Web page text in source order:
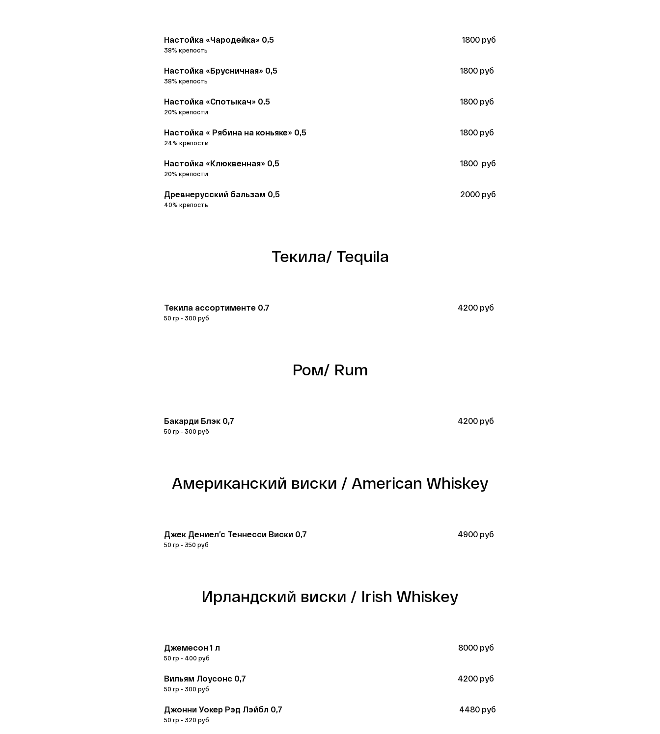
Настойка «Чародейка» 0,5 1800 руб
Настойка «Брусничная» 0,5
38% крепость
1800 руб
Настойка «Спотыкач» 0,5
20% крепости
1800 руб
Настойка « Рябина на коньяке» 0,5
24% крепости
1800 руб
Настойка «Клюквенная» 0,5
20% крепости
1800  руб
Древнерусский бальзам 0,5
40% крепость
2000 руб
Текила/ Tequila
Текила ассортименте 0,7
50 гр - 300 руб
4200 руб
Ром/ Rum
Бакарди Блэк 0,7
50 гр - 300 руб
4200 руб
Американский виски / American Whiskey
Джек Дениел’с Теннесси Виски 0,7
50 гр - 350 руб
4900 руб
Ирландский виски / Irish Whiskey
Джемесон 1 л
50 гр - 400 руб
8000 руб
Вильям Лоусонс 0,7
50 гр - 300 руб
4200 руб
Джонни Уокер Рэд Лэйбл 0,7
50 гр - 320 руб
4480 руб